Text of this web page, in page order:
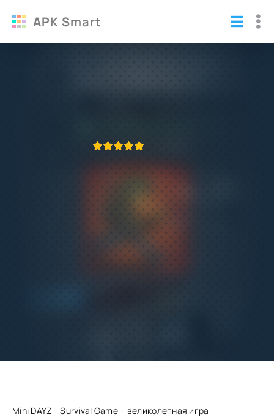
APK Smart
Mini DAYZ - Survival Game – великолепная игра